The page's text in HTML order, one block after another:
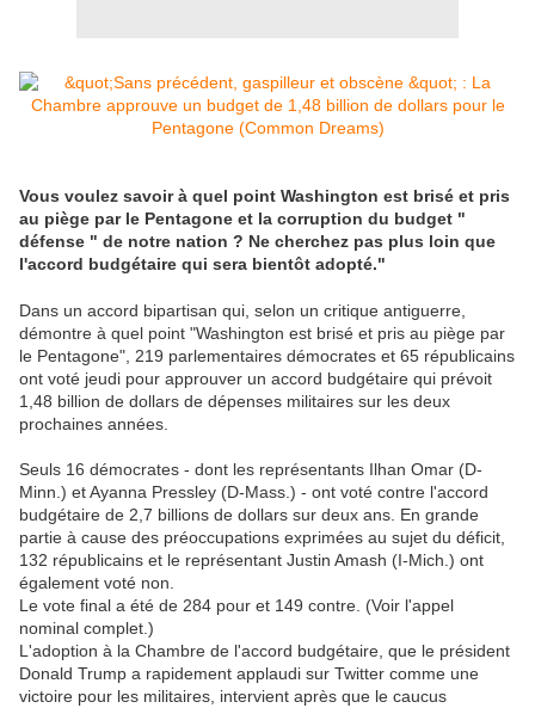
Vous voulez savoir à quel point Washington est brisé et pris
au piège par le Pentagone et la corruption du budget "
défense " de notre nation ? Ne cherchez pas plus loin que
l'accord budgétaire qui sera bientôt adopté."
Dans un accord bipartisan qui, selon un critique antiguerre,
démontre à quel point "Washington est brisé et pris au piège par
le Pentagone", 219 parlementaires démocrates et 65 républicains
ont voté jeudi pour approuver un accord budgétaire qui prévoit
1,48 billion de dollars de dépenses militaires sur les deux
prochaines années.
Seuls 16 démocrates - dont les représentants Ilhan Omar (D-
Minn.) et Ayanna Pressley (D-Mass.) - ont voté contre l'accord
budgétaire de 2,7 billions de dollars sur deux ans. En grande
partie à cause des préoccupations exprimées au sujet du déficit,
132 républicains et le représentant Justin Amash (I-Mich.) ont
également voté non.
Le vote final a été de 284 pour et 149 contre. (Voir l'appel
nominal complet.)
L'adoption à la Chambre de l'accord budgétaire, que le président
Donald Trump a rapidement applaudi sur Twitter comme une
victoire pour les militaires, intervient après que le caucus